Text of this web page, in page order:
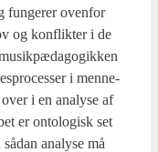
fun­ge­rer oven­for
og kon­flik­ter i de
i men­ne­
i en ana­ly­se af
er onto­lo­gisk set
ana­ly­se må